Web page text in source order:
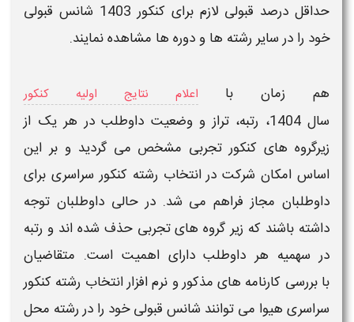
حداقل درصد قبولی لازم برای کنکور 1403
شانس قبولی
خود را درسایر رشته ها ودوره ها مشاهده نمایند.
هم زمان با اعلام نتایج اولیه کنکور
سال1404، رتبه،تراز ووضعیت داوطلب در هر یک از
زیرگروه های کنکور تجربی مشخص می گردید و بر این
اساس امکان شرکت درانتخاب رشته کنکور سراسری برای
داوطلبان مجاز فراهم می شد. در حالی داوطلبان توجه
داشته باشند که زیر گروه های تجربی حذف شده اند و رتبه
در سهمیه هر داوطلب دارای اهمیت است. متقاضیان
بابررسی کارنامه های مذکور و نرم افزار انتخاب رشته کنکور
سراسری هیوا می توانند شانس قبولیخود را دررشته محل